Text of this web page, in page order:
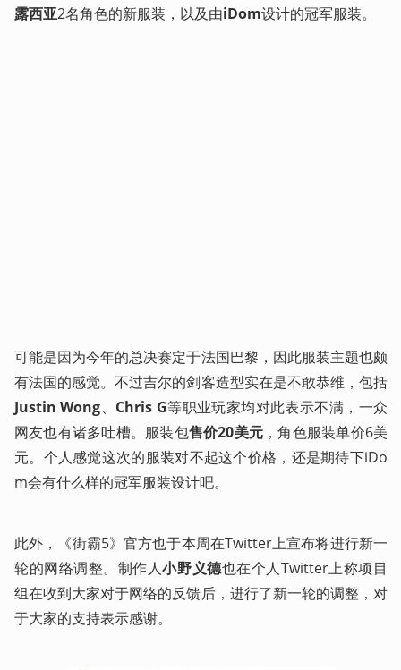
露西亚2名角色的新服装，以及由iDom设计的冠军服装。
可能是因为今年的总决赛定于法国巴黎，因此服装主题也颇
有法国的感觉。不过吉尔的剑客造型实在是不敢恭维，包括
Justin Wong、 Chris G等职业玩家均对此表示不满，一众
网友也有诸多吐槽。服装包售价20美元 ，角色服装单价6美
元。个人感觉这次的服装对不起这个价格，还是期待下iDo
m会有什么样的冠军服装设计吧。
此外，《街霸5》官方也于本周在Twitter上宣布将进行新一
轮的网络调整。制作人小野义德也在个人Twitter上称项目
组在收到大家对于网络的反馈后，进行了新一轮的调整，对
于大家的支持表示感谢。